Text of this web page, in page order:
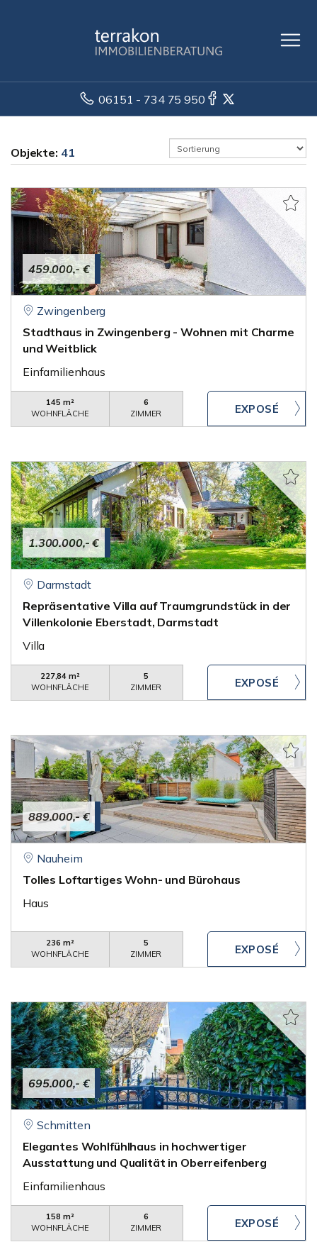
06151 - 734 75 950
Objekte: 41
459.000,- €
Zwingenberg
Stadthaus in Zwingenberg - Wohnen mit Charme
und Weitblick
Einfamilienhaus
145 m²
WOHNFLÄCHE
6
ZIMMER
1.300.000,- €
Darmstadt
Repräsentative Villa auf Traumgrundstück in der
Villenkolonie Eberstadt, Darmstadt
Villa
227,84 m²
WOHNFLÄCHE
5
ZIMMER
889.000,- €
Nauheim
Tolles Loftartiges Wohn- und Bürohaus
Haus
236 m²
WOHNFLÄCHE
5
ZIMMER
695.000,- €
Schmitten
Elegantes Wohlfühlhaus in hochwertiger
Ausstattung und Qualität in Oberreifenberg
Einfamilienhaus
158 m²
WOHNFLÄCHE
6
ZIMMER